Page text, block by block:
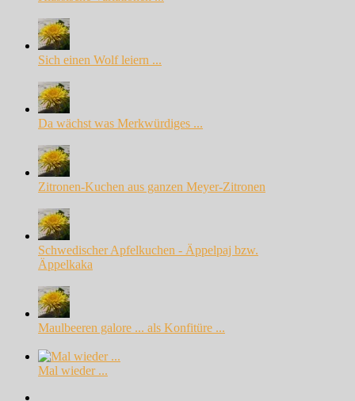
Sich einen Wolf leiern ...
Da wächst was Merkwürdiges ...
Zitronen-Kuchen aus ganzen Meyer-Zitronen
Schwedischer Apfelkuchen - Äppelpaj bzw.
Äppelkaka
Maulbeeren galore ... als Konfitüre ...
Mal wieder ...